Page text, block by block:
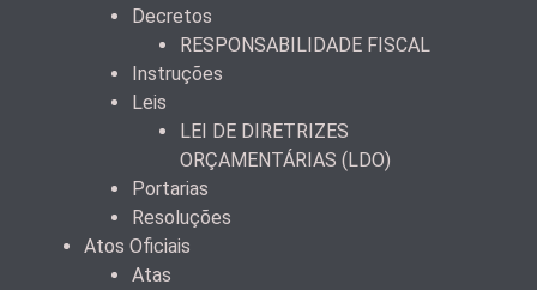
Decretos
RESPONSABILIDADE FISCAL
Instruções
Leis
LEI DE DIRETRIZES
ORÇAMENTÁRIAS (LDO)
Portarias
Resoluções
Atos Oficiais
Atas